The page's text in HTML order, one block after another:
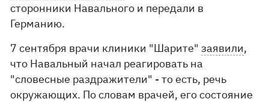
сторонники Навального и передали в
Германию.
7 сентября врачи клиники "Шарите"заявили,
что Навальный начал реагировать на
"словесные раздражители" - то есть, речь
окружающих. По словам врачей, его состояние